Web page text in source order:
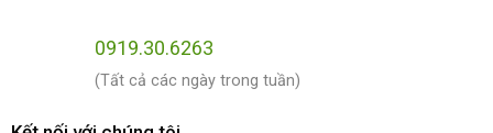
0919.30.6263
(Tất cả các ngày trong tuần)